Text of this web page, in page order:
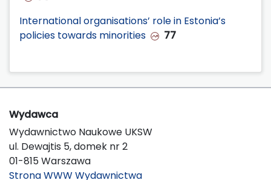
International organisations’ role in Estonia’s
policies towards minorities
77
Wydawca
Wydawnictwo Naukowe UKSW
ul. Dewajtis 5, domek nr 2
01-815 Warszawa
Strona WWW Wydawnictwa